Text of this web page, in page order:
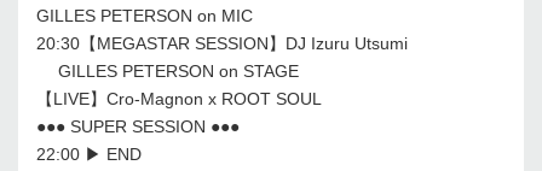
GILLES PETERSON on MIC
20:30【MEGASTAR SESSION】DJ Izuru Utsumi
GILLES PETERSON on STAGE
【LIVE】Cro-Magnon x ROOT SOUL
●●● SUPER SESSION ●●●
22:00 ▶ END